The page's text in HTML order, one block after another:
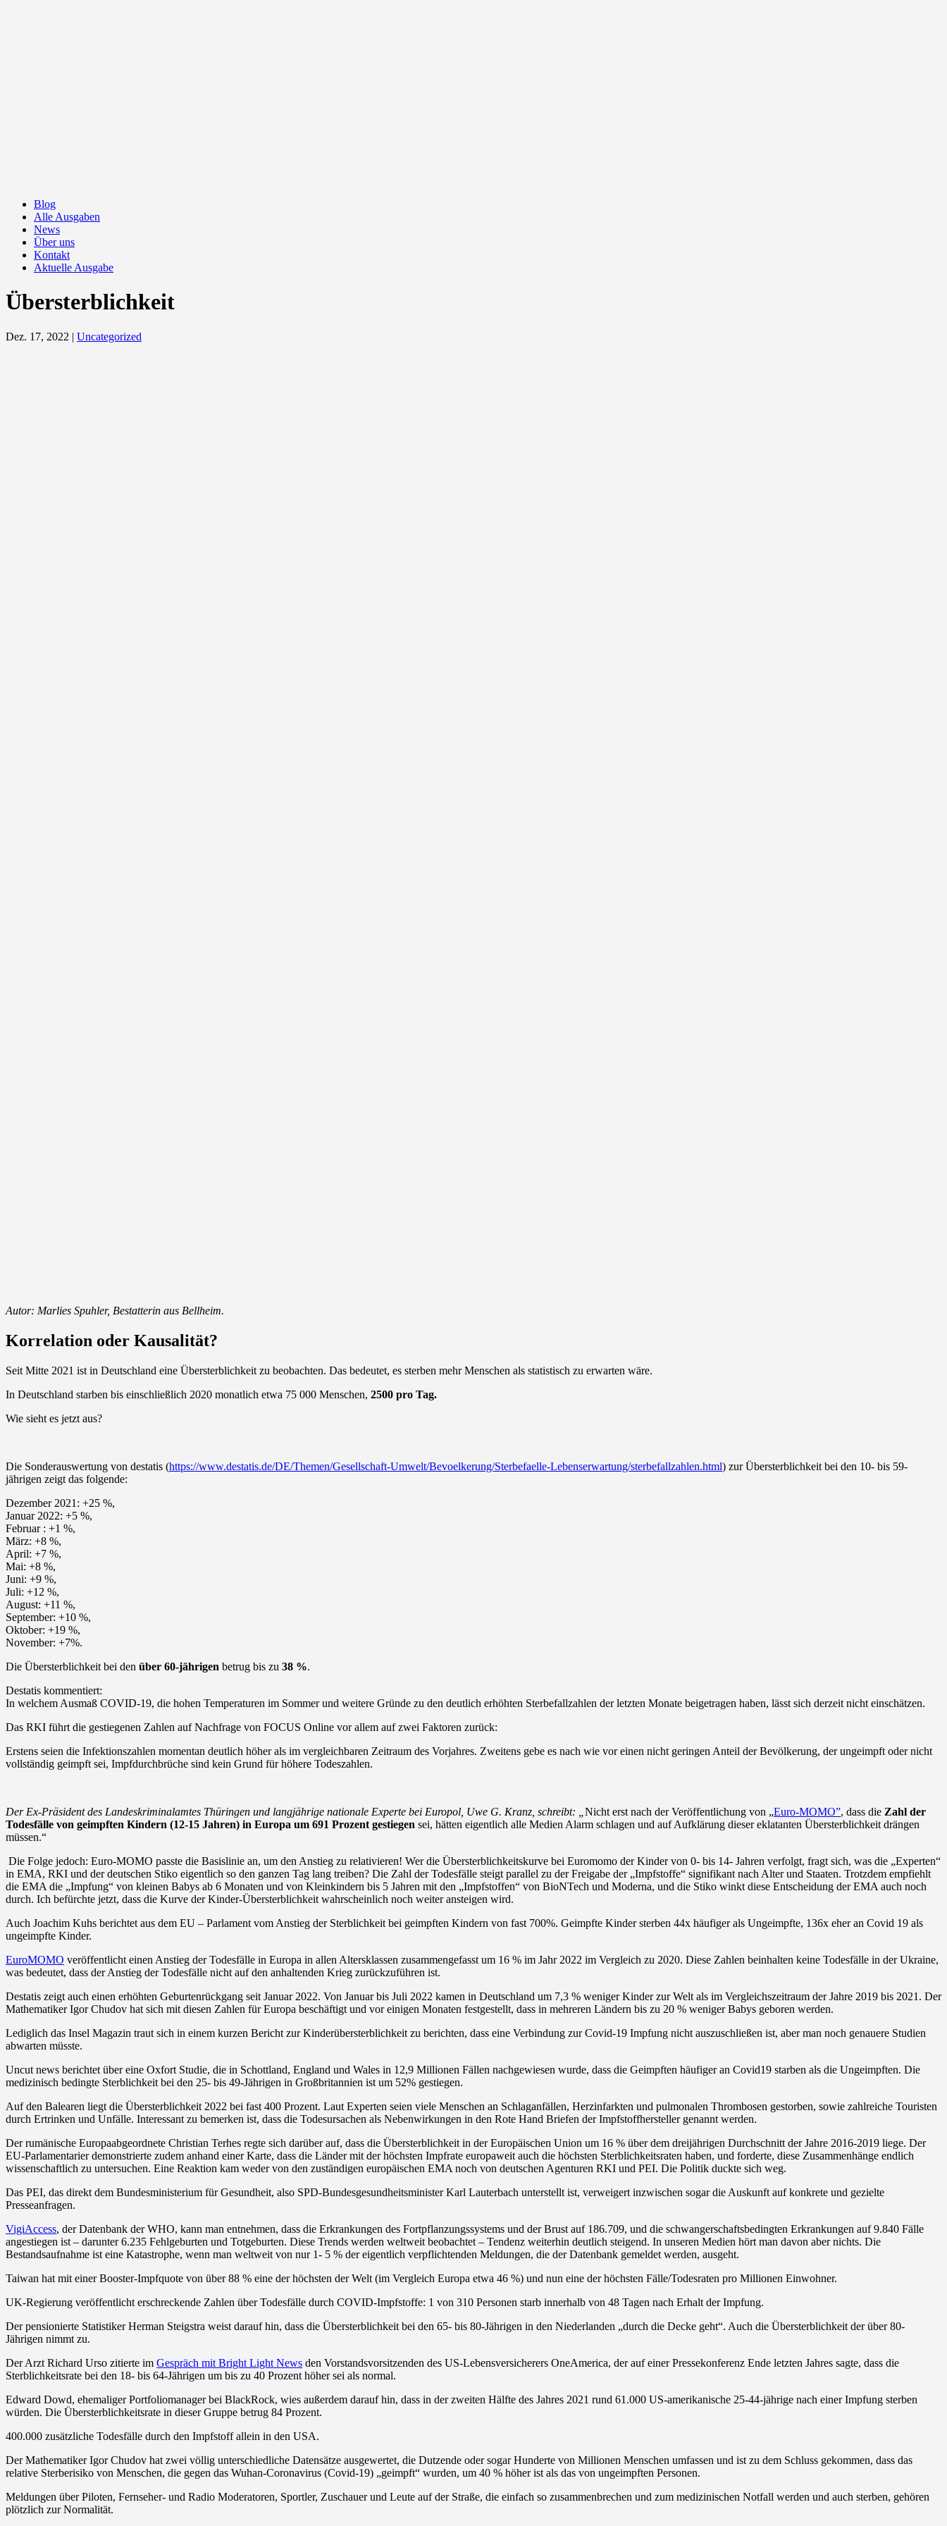
Blog
Alle Ausgaben
News
Über uns
Kontakt
Aktuelle Ausgabe
Übersterblichkeit
Dez. 17, 2022 | Uncategorized
Autor: Marlies Spuhler, Bestatterin aus Bellheim.
Korrelation oder Kausalität?
Seit Mitte 2021 ist in Deutschland eine Übersterblichkeit zu beobachten. Das bedeutet, es sterben mehr Menschen als statistisch zu erwarten wäre.
In Deutschland starben bis einschließlich 2020 monatlich etwa 75 000 Menschen, 2500 pro Tag.
Wie sieht es jetzt aus?
Die Sonderauswertung von destatis (https://www.destatis.de/DE/Themen/Gesellschaft-Umwelt/Bevoelkerung/Sterbefaelle-Lebenserwartung/sterbefallzahlen.html) zur Übersterblichkeit bei den 10- bis 59-
jährigen zeigt das folgende:
Dezember 2021: +25 %,
Januar 2022: +5 %,
Februar : +1 %,
März: +8 %,
April: +7 %,
Mai: +8 %,
Juni: +9 %,
Juli: +12 %,
August: +11 %,
September: +10 %,
Oktober: +19 %,
November: +7%.
Die Übersterblichkeit bei den über 60-jährigen betrug bis zu 38 %.
Destatis kommentiert:
In welchem Ausmaß COVID-19, die hohen Temperaturen im Sommer und weitere Gründe zu den deutlich erhöhten Sterbefall­zahlen der letzten Monate beigetragen haben, lässt sich derzeit nicht einschätzen.
Das RKI führt die gestiegenen Zahlen auf Nachfrage von FOCUS Online vor allem auf zwei Faktoren zurück:
Erstens seien die Infektionszahlen momentan deutlich höher als im vergleichbaren Zeitraum des Vorjahres. Zweitens gebe es nach wie vor einen nicht geringen Anteil der Bevölkerung, der ungeimpft oder nicht
vollständig geimpft sei, Impfdurchbrüche sind kein Grund für höhere Todeszahlen.
Der Ex-Präsident des Landeskriminalamtes Thüringen und langjährige nationale Experte bei Europol, Uwe G. Kranz, schreibt: Nicht erst nach der Veröffentlichung von „Euro-MOMO”, dass die Zahl der
Todesfälle von geimpften Kindern (12-15 Jahren) in Europa um 691 Prozent gestiegen sei, hätten eigentlich alle Medien Alarm schlagen und auf Aufklärung dieser eklatanten Übersterblichkeit drängen
müssen.“
Die Folge jedoch: Euro-MOMO passte die Basislinie an, um den Anstieg zu relativieren! Wer die Übersterblichkeitskurve bei Euromomo der Kinder von 0- bis 14- Jahren verfolgt, fragt sich, was die „Experten“
in EMA, RKI und der deutschen Stiko eigentlich so den ganzen Tag lang treiben? Die Zahl der Todesfälle steigt parallel zu der Freigabe der „Impfstoffe“ signifikant nach Alter und Staaten. Trotzdem empfiehlt
die EMA die „Impfung“ von kleinen Babys ab 6 Monaten und von Kleinkindern bis 5 Jahren mit den „Impfstoffen“ von BioNTech und Moderna, und die Stiko winkt diese Entscheidung der EMA auch noch
durch. Ich befürchte jetzt, dass die Kurve der Kinder-Übersterblichkeit wahrscheinlich noch weiter ansteigen wird.
Auch Joachim Kuhs berichtet aus dem EU – Parlament vom Anstieg der Sterblichkeit bei geimpften Kindern von fast 700%. Geimpfte Kinder sterben 44x häufiger als Ungeimpfte, 136x eher an Covid 19 als
ungeimpfte Kinder.
EuroMOMO veröffentlicht einen Anstieg der Todesfälle in Europa in allen Altersklassen zusammengefasst um 16 % im Jahr 2022 im Vergleich zu 2020. Diese Zahlen beinhalten keine Todesfälle in der Ukraine,
was bedeutet, dass der Anstieg der Todesfälle nicht auf den anhaltenden Krieg zurückzuführen ist.
Destatis zeigt auch einen erhöhten Geburtenrückgang seit Januar 2022. Von Januar bis Juli 2022 kamen in Deutschland um 7,3 % weniger Kinder zur Welt als im Vergleichszeitraum der Jahre 2019 bis 2021. Der
Mathematiker Igor Chudov hat sich mit diesen Zahlen für Europa beschäftigt und vor einigen Monaten festgestellt, dass in mehreren Ländern bis zu 20 % weniger Babys geboren werden.
Lediglich das Insel Magazin traut sich in einem kurzen Bericht zur Kinderübersterblichkeit zu berichten, dass eine Verbindung zur Covid-19 Impfung nicht auszuschließen ist, aber man noch genauere Studien
abwarten müsste.
Uncut news berichtet über eine Oxfort Studie, die in Schottland, England und Wales in 12,9 Millionen Fällen nachgewiesen wurde, dass die Geimpften häufiger an Covid19 starben als die Ungeimpften. Die
medizinisch bedingte Sterblichkeit bei den 25- bis 49-Jährigen in Großbritannien ist um 52% gestiegen.
Auf den Balearen liegt die Übersterblichkeit 2022 bei fast 400 Prozent. Laut Experten seien viele Menschen an Schlaganfällen, Herzinfarkten und pulmonalen Thrombosen gestorben, sowie zahlreiche Touristen
durch Ertrinken und Unfälle. Interessant zu bemerken ist, dass die Todesursachen als Nebenwirkungen in den Rote Hand Briefen der Impfstoffhersteller genannt werden.
Der rumänische Europaabgeordnete Christian Terhes regte sich darüber auf, dass die Übersterblichkeit in der Europäischen Union um 16 % über dem dreijährigen Durchschnitt der Jahre 2016-2019 liege. Der
EU-Parlamentarier demonstrierte zudem anhand einer Karte, dass die Länder mit der höchsten Impfrate europaweit auch die höchsten Sterblichkeitsraten haben, und forderte, diese Zusammenhänge endlich
wissenschaftlich zu untersuchen. Eine Reaktion kam weder von den zuständigen europäischen EMA noch von deutschen Agenturen RKI und PEI. Die Politik duckte sich weg.
Das PEI, das direkt dem Bundesministerium für Gesundheit, also SPD-Bundesgesundheitsminister Karl Lauterbach unterstellt ist, verweigert inzwischen sogar die Auskunft auf konkrete und gezielte
Presseanfragen.
VigiAccess, der Datenbank der WHO, kann man entnehmen, dass die Erkrankungen des Fortpflanzungssystems und der Brust auf 186.709, und die schwangerschaftsbedingten Erkrankungen auf 9.840 Fälle
angestiegen ist – darunter 6.235 Fehlgeburten und Totgeburten. Diese Trends werden weltweit beobachtet – Tendenz weiterhin deutlich steigend. In unseren Medien hört man davon aber nichts. Die
Bestandsaufnahme ist eine Katastrophe, wenn man weltweit von nur 1- 5 % der eigentlich verpflichtenden Meldungen, die der Datenbank gemeldet werden, ausgeht.
Taiwan hat mit einer Booster-Impfquote von über 88 % eine der höchsten der Welt (im Vergleich Europa etwa 46 %) und nun eine der höchsten Fälle/Todesraten pro Millionen Einwohner.
UK-Regierung veröffentlicht erschreckende Zahlen über Todesfälle durch COVID-Impfstoffe: 1 von 310 Personen starb innerhalb von 48 Tagen nach Erhalt der Impfung.
Der pensionierte Statistiker Herman Steigstra weist darauf hin, dass die Übersterblichkeit bei den 65- bis 80-Jährigen in den Niederlanden „durch die Decke geht“. Auch die Übersterblichkeit der über 80-
Jährigen nimmt zu.
Der Arzt Richard Urso zitierte im Gespräch mit Bright Light News den Vorstandsvorsitzenden des US-Lebensversicherers OneAmerica, der auf einer Pressekonferenz Ende letzten Jahres sagte, dass die
Sterblichkeitsrate bei den 18- bis 64-Jährigen um bis zu 40 Prozent höher sei als normal.
Edward Dowd, ehemaliger Portfoliomanager bei BlackRock, wies außerdem darauf hin, dass in der zweiten Hälfte des Jahres 2021 rund 61.000 US-amerikanische 25-44-jährige nach einer Impfung sterben
würden. Die Übersterblichkeitsrate in dieser Gruppe betrug 84 Prozent.
400.000 zusätzliche Todesfälle durch den Impfstoff allein in den USA.
Der Mathematiker Igor Chudov hat zwei völlig unterschiedliche Datensätze ausgewertet, die Dutzende oder sogar Hunderte von Millionen Menschen umfassen und ist zu dem Schluss gekommen, dass das
relative Sterberisiko von Menschen, die gegen das Wuhan-Coronavirus (Covid-19) „geimpft“ wurden, um 40 % höher ist als das von ungeimpften Personen.
Meldungen über Piloten, Fernseher- und Radio Moderatoren, Sportler, Zuschauer und Leute auf der Straße, die einfach so zusammenbrechen und zum medizinischen Notfall werden und auch sterben, gehören
plötzlich zur Normalität.